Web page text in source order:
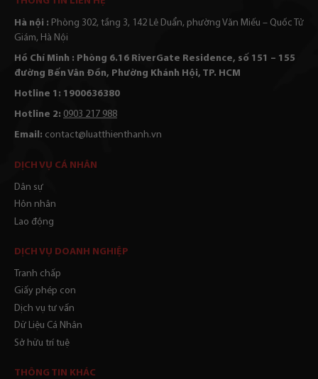
Hà nội : Phòng 302, tầng 3, 142 Lê Duẩn, phường Văn Miếu – Quốc Tử
Giám, Hà Nội
Hồ Chí Minh : Phòng 6.16 RiverGate Residence, số 151 – 155
đường Bến Vân Đồn, Phường Khánh Hội, TP. HCM
Hotline 1: 1900636380
Hotline 2: 0903 217 988
Email: contact@luatthienthanh.vn
DỊCH VỤ CÁ NHÂN
Dân sự
Hôn nhân
Lao động
DỊCH VỤ DOANH NGHIỆP
Tranh chấp
Giấy phép con
Dịch vụ tư vấn
Dữ Liệu Cá Nhân
Sở hữu trí tuệ
THÔNG TIN KHÁC